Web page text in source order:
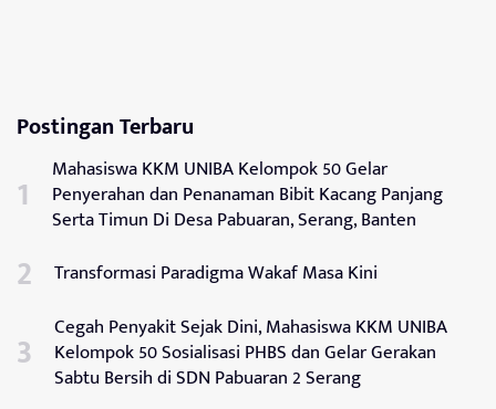
Postingan Terbaru
Mahasiswa KKM UNIBA Kelompok 50 Gelar
Penyerahan dan Penanaman Bibit Kacang Panjang
Serta Timun Di Desa Pabuaran, Serang, Banten
Transformasi Paradigma Wakaf Masa Kini
Cegah Penyakit Sejak Dini, Mahasiswa KKM UNIBA
Kelompok 50 Sosialisasi PHBS dan Gelar Gerakan
Sabtu Bersih di SDN Pabuaran 2 Serang